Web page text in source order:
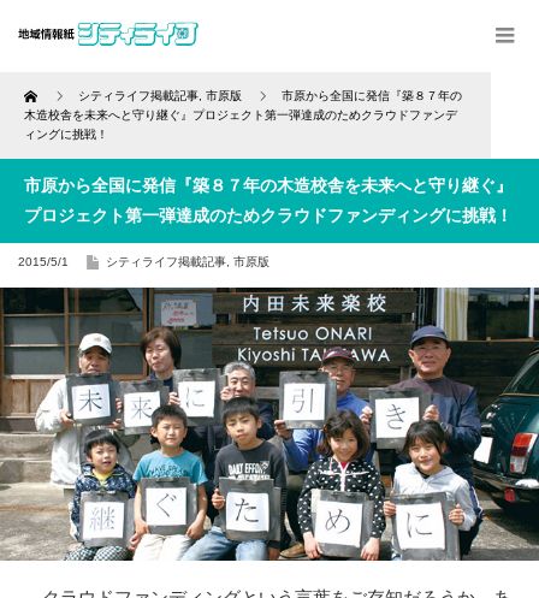
Home シティライフ掲載記事 市原版
市原から全国に発信『築８７年の
木造校舎を未来へと守り継ぐ』プロジェクト第一弾達成のためクラウドファンデ
ィングに挑戦！
市原から全国に発信『築８７年の木造校舎を未来へと守り継ぐ』
プロジェクト第一弾達成のためクラウドファンディングに挑戦！
2015/5/1 シティライフ掲載記事 市原版